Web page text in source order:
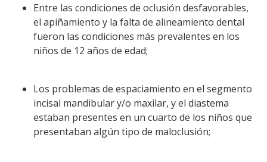
Entre las condiciones de oclusión desfavorables,
el apiñamiento y la falta de alineamiento dental
fueron las condiciones más prevalentes en los
niños de 12 años de edad;
Los problemas de espaciamiento en el segmento
incisal mandibular y/o maxilar, y el diastema
estaban presentes en un cuarto de los niños que
presentaban algún tipo de maloclusión;